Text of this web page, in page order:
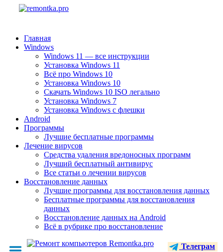
Главная
Windows
Windows 11 — все инструкции
Установка Windows 11
Всё про Windows 10
Установка Windows 10
Скачать Windows 10 ISO легально
Установка Windows 7
Установка Windows с флешки
Android
Программы
Лучшие бесплатные программы
Лечение вирусов
Средства удаления вредоносных программ
Лучший бесплатный антивирус
Все статьи о лечении вирусов
Восстановление данных
Лучшие программы для восстановления данных
Бесплатные программы для восстановления
данных
Восстановление данных на Android
Всё в рубрике про восстановление
Телеграм